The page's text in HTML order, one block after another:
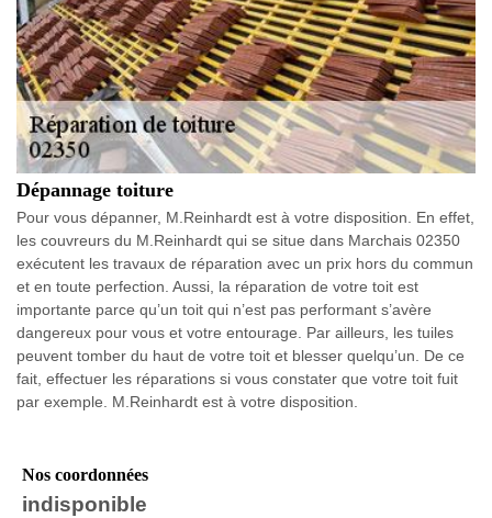
Dépannage toiture
Pour vous dépanner, M.Reinhardt est à votre disposition. En effet,
les couvreurs du M.Reinhardt qui se situe dans Marchais 02350
exécutent les travaux de réparation avec un prix hors du commun
et en toute perfection. Aussi, la réparation de votre toit est
importante parce qu’un toit qui n’est pas performant s’avère
dangereux pour vous et votre entourage. Par ailleurs, les tuiles
peuvent tomber du haut de votre toit et blesser quelqu’un. De ce
fait, effectuer les réparations si vous constater que votre toit fuit
par exemple. M.Reinhardt est à votre disposition.
Nos coordonnées
indisponible